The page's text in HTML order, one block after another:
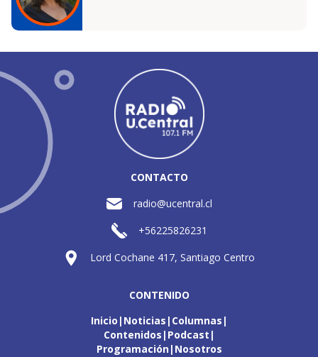
CONTACTO
radio@ucentral.cl
+56225826231
Lord Cochane 417, Santiago Centro
CONTENIDO
Inicio Noticias Columnas
Contenidos Podcast
Programación Nosotros